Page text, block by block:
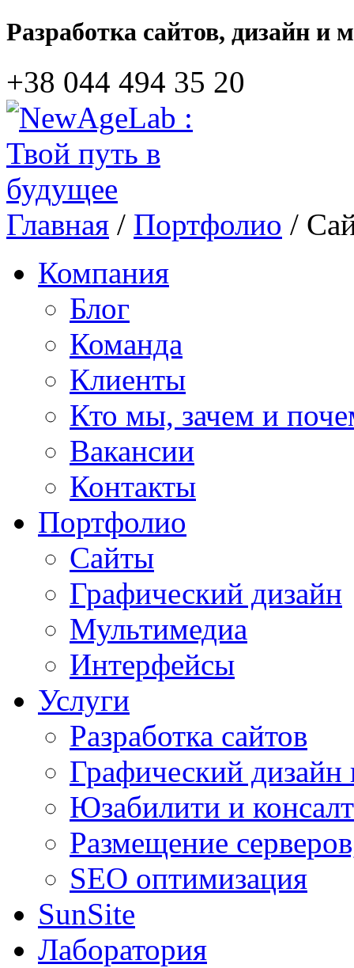
Разработка сайтов, дизайн и
+38 044‎ 494 35 20
Главная / Портфолио /
Компания
Блог
Команда
Клиенты
Кто мы, зачем и
Вакансии
Контакты
Портфолио
Сайты
Графический дизайн
Мультимедиa
Интерфейсы
Услуги
Разработка сайтов
Графический дизайн
Юзабилити и
Размещение
SEO оптимизация
SunSite
Лаборатория